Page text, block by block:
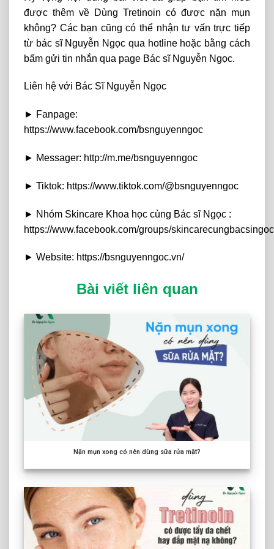
được thêm về Dùng Tretinoin có được nặn mụn
không? Các bạn cũng có thể nhận tư vấn trực tiếp
từ bác sĩ Nguyễn Ngọc qua hotline hoặc bằng cách
bấm gửi tin nhắn qua page Bác sĩ Nguyễn Ngọc.
Liên hệ với Bác Sĩ Nguyễn Ngọc
► Fanpage:
https://www.facebook.com/bsnguyenngoc
► Messager: http://m.me/bsnguyenngoc
► Tiktok: https://www.tiktok.com/@bsnguyenngoc
► Nhóm Skincare Khoa học cùng Bác sĩ Ngọc :
https://www.facebook.com/groups/skincarecungbacsingoc
► Website: https://bsnguyenngoc.vn/
Bài viết liên quan
Nặn mụn xong có nên dùng sữa rửa mặt?